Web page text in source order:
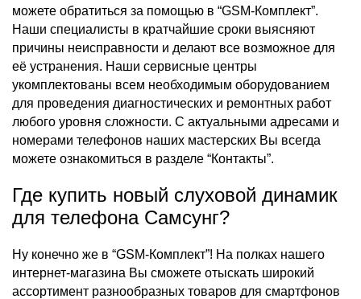
можете обратиться за помощью в “GSM-Комплект”.
Наши специалисты в кратчайшие сроки выясняют
причины неисправности и делают все возможное для
её устранения. Наши сервисные центры
укомплектованы всем необходимым оборудованием
для проведения диагностических и ремонтных работ
любого уровня сложности. С актуальными адресами и
номерами телефонов наших мастерских Вы всегда
можете ознакомиться в разделе “Контакты”.
Где купить новый слуховой динамик
для телефона Самсунг?
Ну конечно же в “GSM-Комплект”! На полках нашего
интернет-магазина Вы сможете отыскать широкий
ассортимент разнообразных товаров для смартфонов